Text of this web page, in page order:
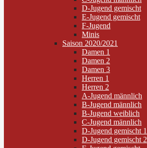
D-Jugend gemischt
E-Jugend gemischt
F-Jugend
Minis
Saison 2020/2021
Damen 1
Damen 2
Damen 3
Herren 1
Herren 2
A-Jugend männlich
B-Jugend männlich
B-Jugend weiblich
C-Jugend männlich
D-Jugend gemischt 1
D-Jugend gemischt 2